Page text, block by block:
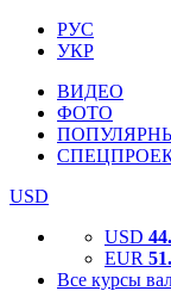
РУС
УКР
ВИДЕО
ФОТО
USD
USD
EUR
Все курсы